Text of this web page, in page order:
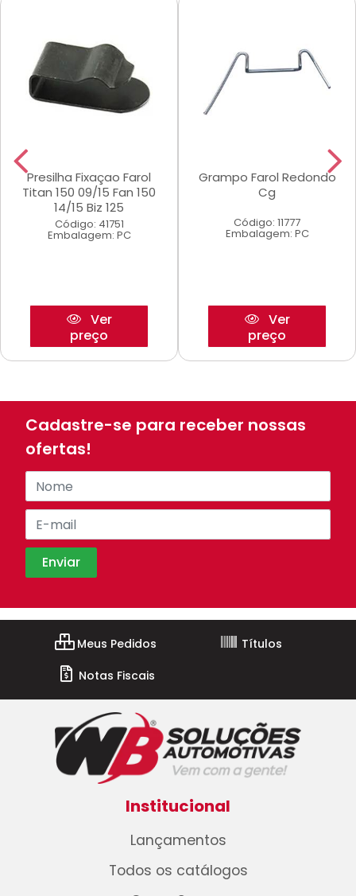
Presilha Fixaçao Farol
Titan 150 09/15 Fan 150
14/15 Biz 125
Código: 41751
Embalagem: PC
Ver
preço
Grampo Farol Redondo
Cg
Código: 11777
Embalagem: PC
Ver
preço
Cadastre-se para receber nossas
ofertas!
Meus Pedidos
Títulos
Notas Fiscais
Institucional
Lançamentos
Todos os catálogos